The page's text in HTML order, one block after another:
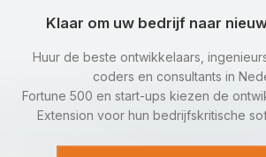
Klaar om uw bedrijf naar
Huur de beste ontwikkelaars,
coders en consultants in
Fortune 500 en start-ups kiezen de
Extension voor hun bedrijfskritische